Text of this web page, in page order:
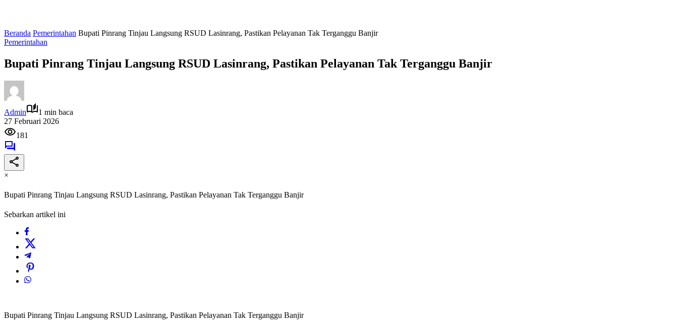
Beranda Pemerintahan Bupati Pinrang Tinjau Langsung RSUD Lasinrang, Pastikan Pelayanan Tak Terganggu Banjir
Pemerintahan
Bupati Pinrang Tinjau Langsung RSUD Lasinrang, Pastikan Pelayanan Tak Terganggu Banjir
Admin
1 min baca
27 Februari 2026
181
×
Bupati Pinrang Tinjau Langsung RSUD Lasinrang, Pastikan Pelayanan Tak Terganggu Banjir
Sebarkan artikel ini
Bupati Pinrang Tinjau Langsung RSUD Lasinrang, Pastikan Pelayanan Tak Terganggu Banjir